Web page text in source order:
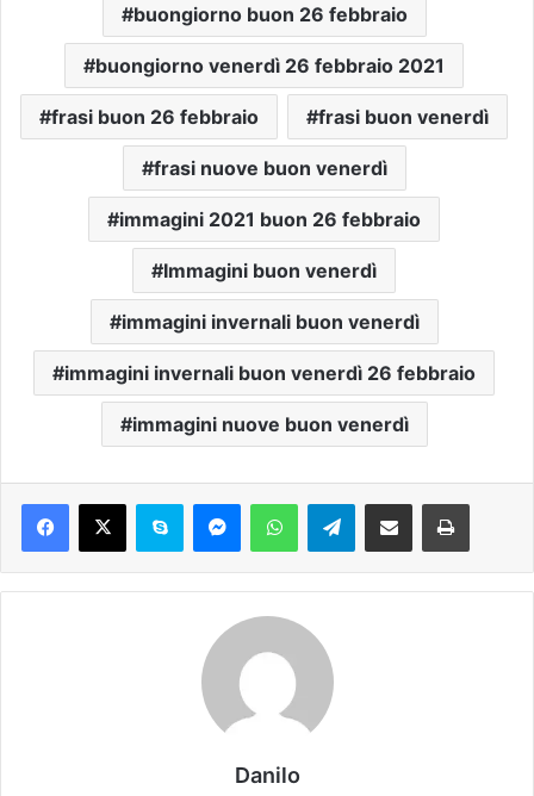
buongiorno buon 26 febbraio
buongiorno venerdì 26 febbraio 2021
frasi buon 26 febbraio frasi buon venerdì
frasi nuove buon venerdì
immagini 2021 buon 26 febbraio
Immagini buon venerdì
immagini invernali buon venerdì
immagini invernali buon venerdì 26 febbraio
immagini nuove buon venerdì
Danilo